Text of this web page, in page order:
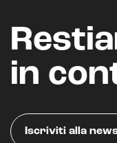
in
Iscriviti alla